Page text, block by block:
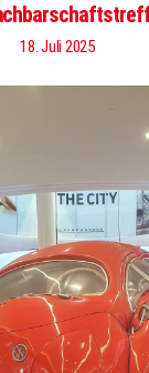
18. Juli 2025